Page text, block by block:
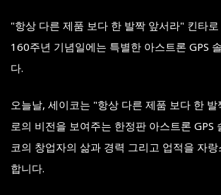
"항상 다른 제품 보다 한 발짝 앞서라" 킨타
160주년 기념일에는 특별한 아스트론 GPS
다.
오늘날, 세이코는 "항상 다른 제품 보다 한
로의 비전을 보여주는 한정판 아스트론 GPS
코의 창업자의 삶과 경력 그리고 업적을 자
합니다.